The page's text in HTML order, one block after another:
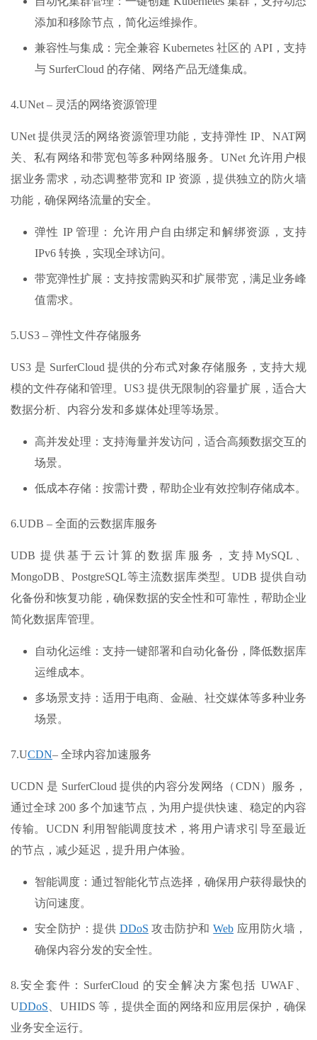
添加和移除节点，简化运维操作。
兼容性与集成：完全兼容 Kubernetes 社区的 API，支持
与 SurferCloud 的存储、网络产品无缝集成。
4.UNet – 灵活的网络资源管理
UNet 提供灵活的网络资源管理功能，支持弹性 IP、NAT网
关、私有网络和带宽包等多种网络服务。UNet 允许用户根
据业务需求，动态调整带宽和 IP 资源，提供独立的防火墙
功能，确保网络流量的安全。
弹性 IP 管理：允许用户自由绑定和解绑资源，支持
IPv6 转换，实现全球访问。
带宽弹性扩展：支持按需购买和扩展带宽，满足业务峰
值需求。
5.US3 – 弹性文件存储服务
US3 是 SurferCloud 提供的分布式对象存储服务，支持大规
模的文件存储和管理。US3 提供无限制的容量扩展，适合大
数据分析、内容分发和多媒体处理等场景。
高并发处理：支持海量并发访问，适合高频数据交互的
场景。
低成本存储：按需计费，帮助企业有效控制存储成本。
6.UDB – 全面的云数据库服务
UDB 提供基于云计算的数据库服务，支持MySQL、
MongoDB、PostgreSQL等主流数据库类型。UDB 提供自动
化备份和恢复功能，确保数据的安全性和可靠性，帮助企业
简化数据库管理。
自动化运维：支持一键部署和自动化备份，降低数据库
运维成本。
多场景支持：适用于电商、金融、社交媒体等多种业务
场景。
7.UCDN– 全球内容加速服务
UCDN 是 SurferCloud 提供的内容分发网络（CDN）服务，
通过全球 200 多个加速节点，为用户提供快速、稳定的内容
传输。UCDN 利用智能调度技术，将用户请求引导至最近
的节点，减少延迟，提升用户体验。
智能调度：通过智能化节点选择，确保用户获得最快的
访问速度。
安全防护：提供 DDoS 攻击防护和Web 应用防火墙，
确保内容分发的安全性。
8.安全套件：SurferCloud 的安全解决方案包括 UWAF、
UDDoS 、UHIDS 等，提供全面的网络和应用层保护，确保
业务安全运行。